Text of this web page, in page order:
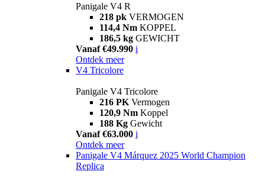
Panigale V4 R
218 pk VERMOGEN
114,4 Nm KOPPEL
186,5 kg GEWICHT
Vanaf €49.990 i
Ontdek meer
V4 Tricolore
Panigale V4 Tricolore
216 PK Vermogen
120,9 Nm Koppel
188 Kg Gewicht
Vanaf €63.000 i
Ontdek meer
Panigale V4 Márquez 2025 World Champion
Replica